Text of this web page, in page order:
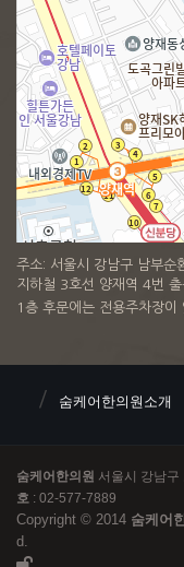
주소: 서울시 강남구 남부
지하철 3호선 양재역 4번
1층 후문에는 전용주차장이
숨케어한의원소개
숨케어한의원 서울시 강남
호 : 02-577-7889
Copyright © 2014 숨케어
d.